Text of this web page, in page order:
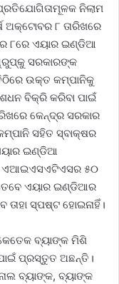
ନିଲାମ
୮ ତାରିଖରେ
୮ରେ ଏୟାର ଇଣ୍ଡିଆ
ସରକାରଙ୍କ
ଉକ୍ତ କମ୍ପାନିକୁ
ବିକ୍ରି କରିବା ପାଇଁ
କେନ୍ଦ୍ର ସରକାର
ସହିତ ସ୍ବାକ୍ଷର
ଇଣ୍ଡିଆ
ଏଆଇଏସଏଟିଏସର ୫୦
ଏୟାର ଇଣ୍ଡିଆର
ସ୍ପଷ୍ଟ ହୋଇନାହିଁ।
ବ୍ୟାଙ୍କ ମିଶି
ପ୍ରସ୍ତୁତ ଅଛନ୍ତି।
ବ୍ୟାଙ୍କ, ବ୍ୟାଙ୍କ